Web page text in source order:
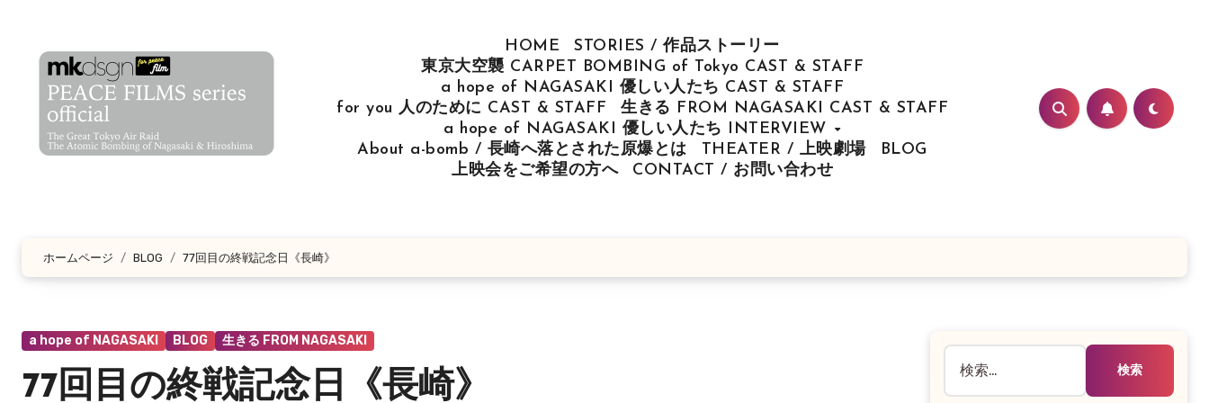
HOME
STORIES / 作品ストーリー
東京大空襲 CARPET BOMBING of Tokyo CAST & STAFF
a hope of NAGASAKI 優しい人たち CAST & STAFF
for you 人のために CAST & STAFF
生きる FROM NAGASAKI CAST & STAFF
a hope of NAGASAKI 優しい人たち INTERVIEW
About a-bomb / 長崎へ落とされた原爆とは
THEATER / 上映劇場
BLOG
上映会をご希望の方へ
CONTACT / お問い合わせ
ホームページ BLOG 77回目の終戦記念日《長崎》
a hope of NAGASAKI BLOG 生きる FROM NAGASAKI
77回目の終戦記念日《長崎》